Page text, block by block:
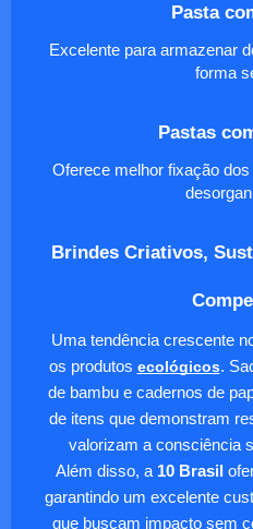
Pasta
Excelente para armazenar
forma
Pastas
Oferece melhor fixação
Brindes Criativos,
Uma tendência crescente
os produtos ecológicos.
de bambu e cadernos de
de itens que demonstram
valorizam a consciência
Além disso, a 10 Brasil
garantindo um excelente
que buscam impacto sem